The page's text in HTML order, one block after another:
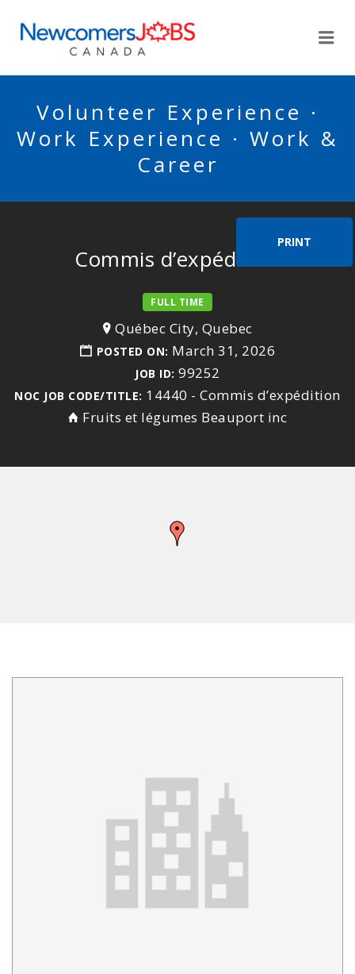
Volunteer Experience ·
Work Experience · Work &
Career
PRINT
Commis d’expédition
FULL TIME
Québec City, Quebec
POSTED ON: March 31, 2026
JOB ID: 99252
NOC JOB CODE/TITLE: 14440 - Commis d’expédition
Fruits et légumes Beauport inc